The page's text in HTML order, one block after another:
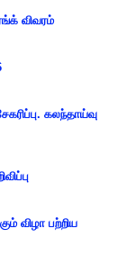
விவரம்
கலந்தாய்வு
விழா பற்றிய